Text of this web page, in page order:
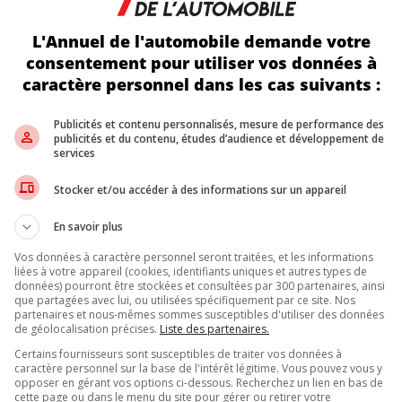
pour 42 millions de dollars en subventions. L’entreprise a
au Québec, notamment en raison de l’appui
véhicules au Canada pour le deuxième trimestre
de 25 % sur les véhicules américains, en riposte à la guerre
VÉS
% au T1 en raison de l’arrêt des subventions, la baisse de
n’est pas son plus gros marché en volume, son taux
punitifs et les tensions politiques persisteront, l’avenir de
Inscrivez vous à l'infolettre.
L'Annuel de l'automobile demande votre
consentement pour utiliser vos données à
caractère personnel dans les cas suivants :
Publicités et contenu personnalisés, mesure de performance des
publicités et du contenu, études d’audience et développement de
services
Stocker et/ou accéder à des informations sur un appareil
En savoir plus
Vos données à caractère personnel seront traitées, et les informations
liées à votre appareil (cookies, identifiants uniques et autres types de
données) pourront être stockées et consultées par 300 partenaires, ainsi
que partagées avec lui, ou utilisées spécifiquement par ce site. Nos
partenaires et nous-mêmes sommes susceptibles d'utiliser des données
de géolocalisation précises. Liste des partenaires.
Certains fournisseurs sont susceptibles de traiter vos données à
caractère personnel sur la base de l'intérêt légitime. Vous pouvez vous y
opposer en gérant vos options ci-dessous. Recherchez un lien en bas de
cette page ou dans le menu du site pour gérer ou retirer votre